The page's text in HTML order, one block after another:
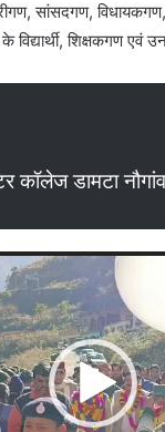
सांसदगण,
विद्यार्थी, शिक्षकगण
कॉलेज डामटा नौगांव